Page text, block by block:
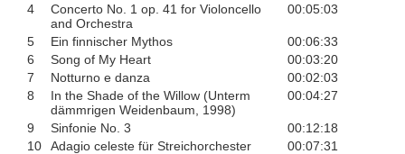
4
Concerto No. 1 op. 41 for Violoncello
and Orchestra
00:05:03
5 Ein finnischer Mythos
00:06:33
6
Song of My Heart
00:03:20
7
Notturno e danza
00:02:03
8
In the Shade of the Willow (Unterm
dämmrigen Weidenbaum, 1998)
00:04:27
9 Sinfonie No. 3
00:12:18
10
Adagio celeste für Streichorchester 00:07:31